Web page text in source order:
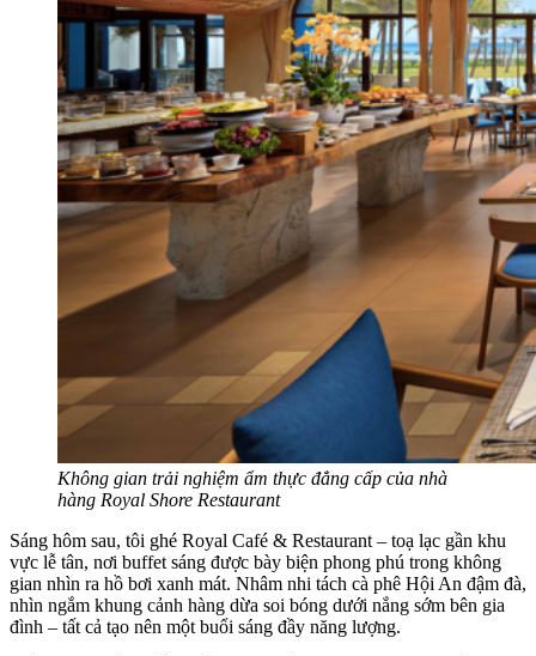
Không gian trải nghiệm ẩm thực đẳng cấp của nhà
hàng Royal Shore Restaurant
Sáng hôm sau, tôi ghé Royal Café & Restaurant – toạ lạc gần khu
vực lễ tân, nơi buffet sáng được bày biện phong phú trong không
gian nhìn ra hồ bơi xanh mát. Nhâm nhi tách cà phê Hội An đậm đà,
nhìn ngắm khung cảnh hàng dừa soi bóng dưới nắng sớm bên gia
đình – tất cả tạo nên một buổi sáng đầy năng lượng.